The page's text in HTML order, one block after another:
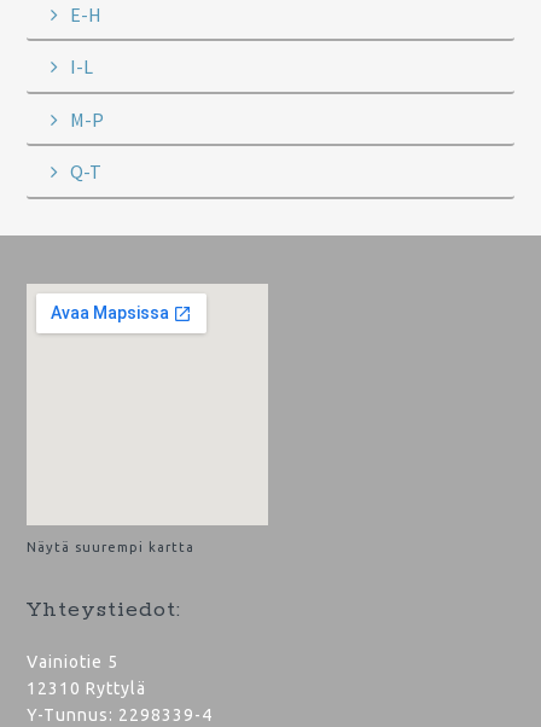
E-H
I-L
M-P
Q-T
Footer
Näytä suurempi kartta
Yhteystiedot:
Vainiotie 5
12310 Ryttylä
Y-Tunnus: 2298339-4